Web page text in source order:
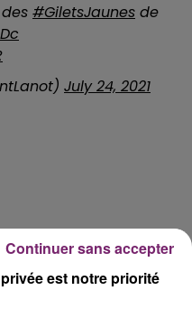
#GiletsJaunes de
July 24, 2021
est notre priorité
Continuer sans accepter